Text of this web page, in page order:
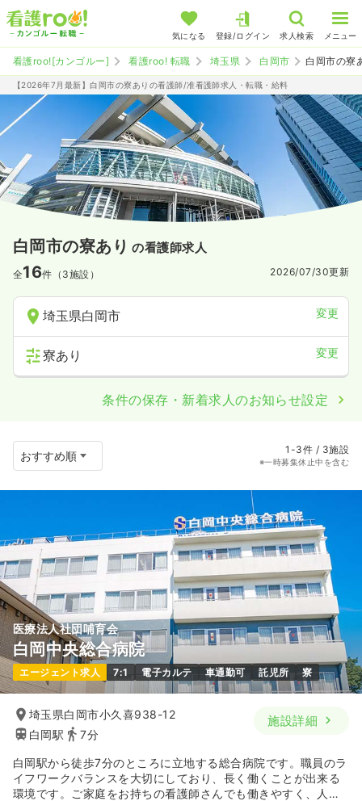
気になる 登録/ログイン 求人検索 メニュー
看護roo![カンゴルー] 看護roo! 転職 埼玉県 白岡市 白岡市の寮
【2026年7月最新】白岡市の寮ありの看護師/准看護師求人・転職・給料
白岡市の寮あり の看護師求人
全16件（3施設） 2026/07/30更新
埼玉県白岡市 変更
寮あり 変更
条件の保存・新着求人のお知らせ設定
1-3件 / 3施設
※一時募集休止中を含む
医療法人社団哺育会
白岡中央総合病院
エージェント求人 7:1 電子カルテ 車通勤可 託児所 寮
埼玉県白岡市小久喜938-12
白岡駅
7分
施設詳細
白岡駅から徒歩7分のところに立地する総合病院です。職員のラ
イフワークバランスを大切にしており、長く働くことが出来る
環境です。ご家庭をお持ちの看護師さんでも働きやすく、人間